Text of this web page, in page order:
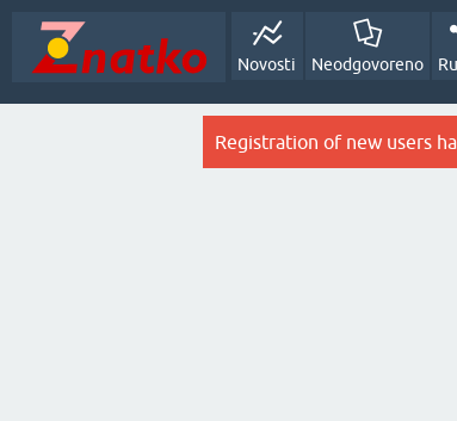
Novosti Neodgovoreno
Registration of new users